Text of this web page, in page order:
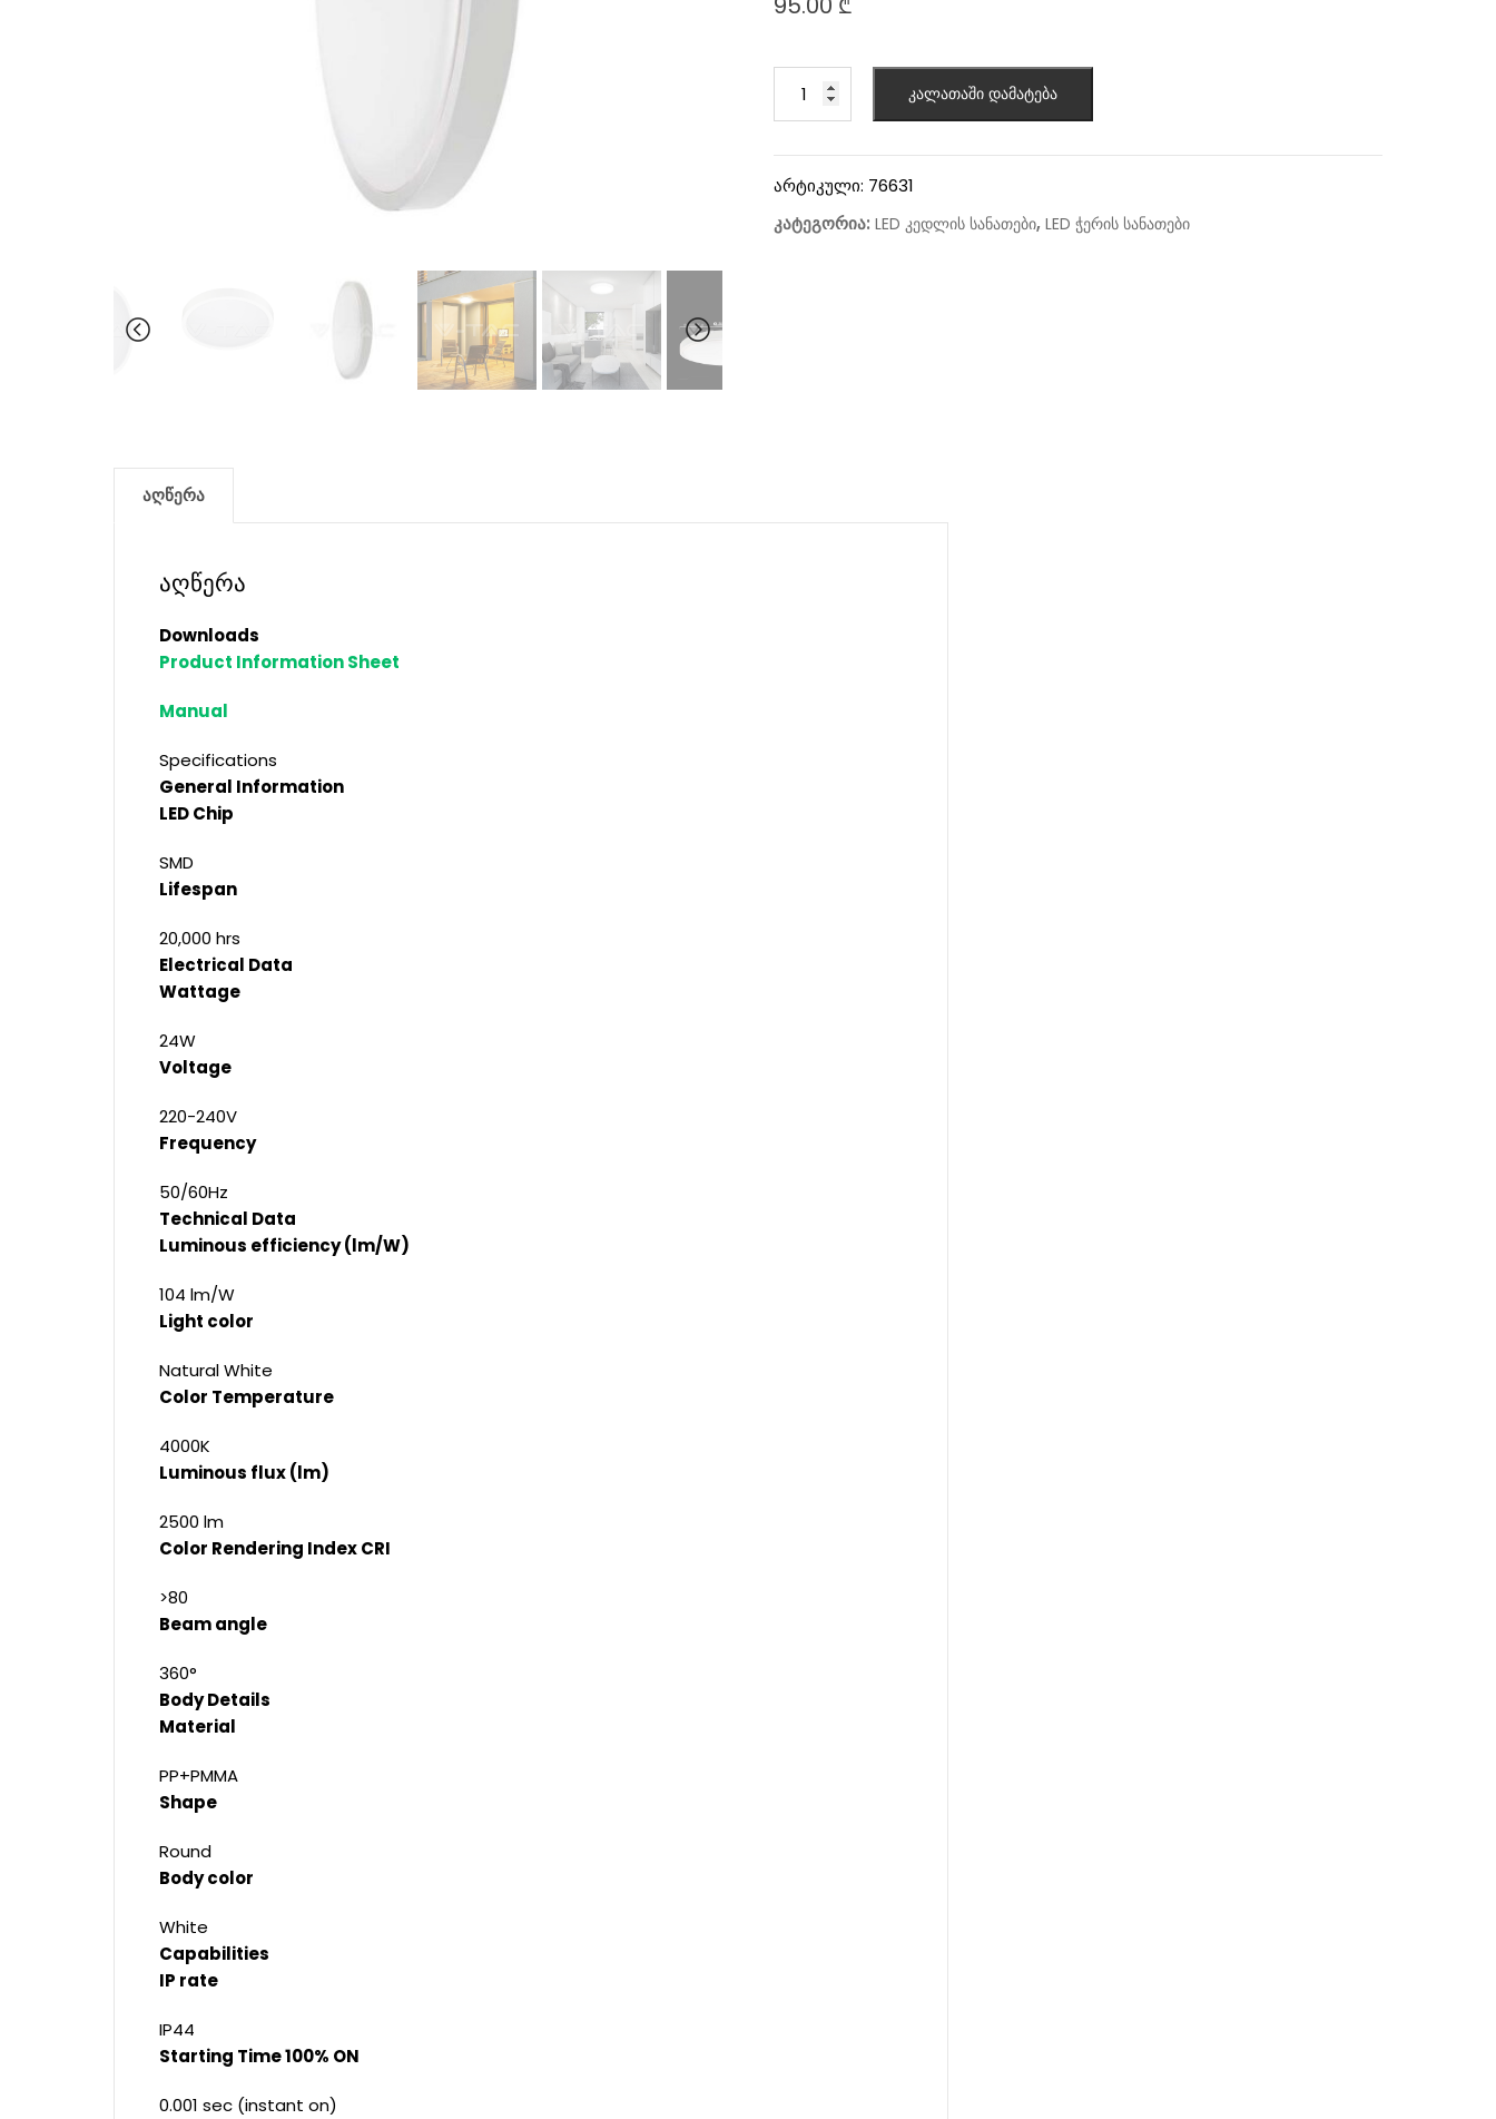
კალათაში დამატება
არტიკული: 76631
კატეგორია: LED კედლის სანათები, LED ჭერის სანათები
აღწერა
აღწერა
Downloads
Product Information Sheet
Manual
Specifications
General Information
LED Chip
SMD
Lifespan
20,000 hrs
Electrical Data
Wattage
24W
Voltage
220-240V
Frequency
50/60Hz
Technical Data
Luminous efficiency (lm/W)
104 lm/W
Light color
Natural White
Color Temperature
4000K
Luminous flux (lm)
2500 lm
Color Rendering Index CRI
>80
Beam angle
360°
Body Details
Material
PP+PMMA
Shape
Round
Body color
White
Capabilities
IP rate
IP44
Starting Time 100% ON
0.001 sec (instant on)